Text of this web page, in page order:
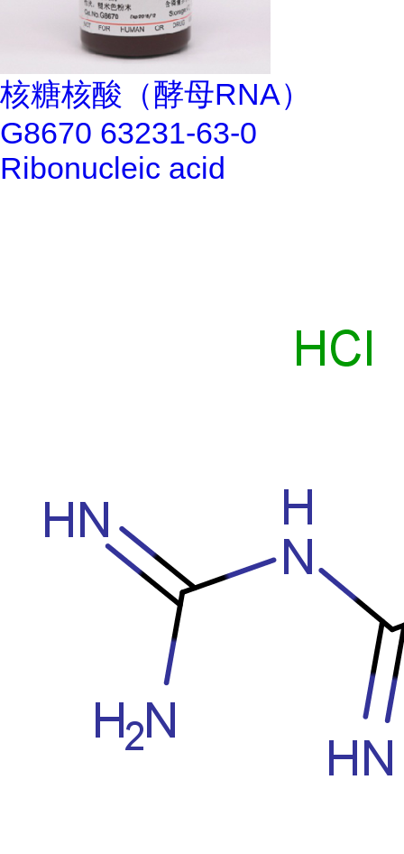
核糖核酸（酵母RNA）
G8670 63231-63-0
Ribonucleic acid